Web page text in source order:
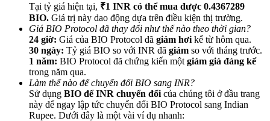
Tại tỷ giá hiện tại, ₹1 INR có thể mua được 0.4367289
BIO. Giá trị này dao động dựa trên điều kiện thị trường.
Giá BIO Protocol đã thay đổi như thế nào theo thời gian?
24 giờ: Giá của BIO Protocol đã giảm hơi kể từ hôm qua.
30 ngày: Tỷ giá BIO so với INR đã giảm so với tháng trước.
1 năm: BIO Protocol đã chứng kiến một giảm giá đáng kể
trong năm qua.
Làm thế nào để chuyển đổi BIO sang INR?
Sử dụng BIO để INR chuyển đổi của chúng tôi ở đầu trang
này để ngay lập tức chuyển đổi BIO Protocol sang Indian
Rupee. Dưới đây là một vài ví dụ nhanh: